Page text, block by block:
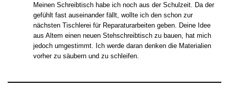
Meinen Schreibtisch habe ich noch aus der Schulzeit. Da der
gefühlt fast auseinander fällt, wollte ich den schon zur
nächsten Tischlerei für Reparaturarbeiten geben. Deine Idee
aus Altem einen neuen Stehschreibtisch zu bauen, hat mich
jedoch umgestimmt. Ich werde daran denken die Materialien
vorher zu säubern und zu schleifen.